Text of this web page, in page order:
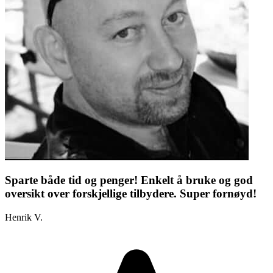
Sparte både tid og penger! Enkelt å bruke og god
oversikt over forskjellige tilbydere. Super fornøyd!
Henrik V.